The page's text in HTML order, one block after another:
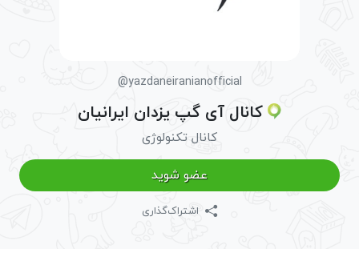
@yazdaneiranianofficial
کانال آی گپ یزدان ایرانیان
کانال تکنولوژی
عضو شوید
اشتراک‌گذاری